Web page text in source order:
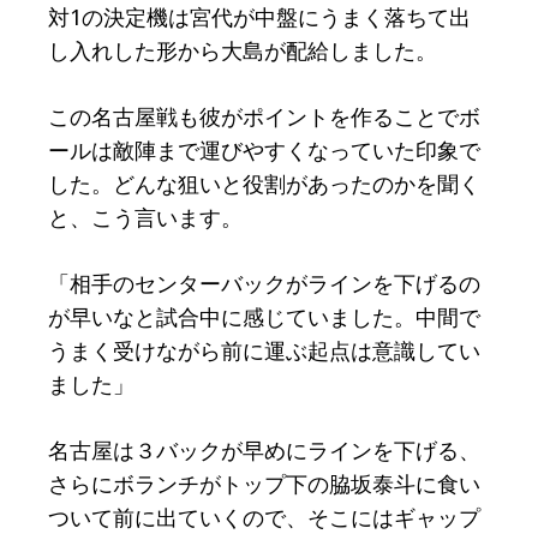
対1の決定機は宮代が中盤にうまく落ちて出
し入れした形から大島が配給しました。
この名古屋戦も彼がポイントを作ることでボ
ールは敵陣まで運びやすくなっていた印象で
した。どんな狙いと役割があったのかを聞く
と、こう言います。
「相手のセンターバックがラインを下げるの
が早いなと試合中に感じていました。中間で
うまく受けながら前に運ぶ起点は意識してい
ました」
名古屋は３バックが早めにラインを下げる、
さらにボランチがトップ下の脇坂泰斗に食い
ついて前に出ていくので、そこにはギャップ